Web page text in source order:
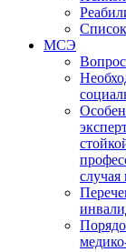
МСЭ
случая